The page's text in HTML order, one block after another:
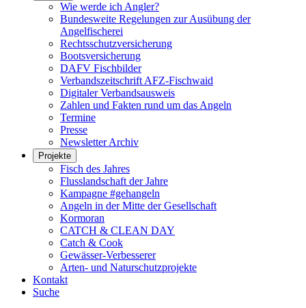
Wie werde ich Angler?
Bundesweite Regelungen zur Ausübung der
Angelfischerei
Rechtsschutzversicherung
Bootsversicherung
DAFV Fischbilder
Verbandszeitschrift AFZ-Fischwaid
Digitaler Verbandsausweis
Zahlen und Fakten rund um das Angeln
Termine
Presse
Newsletter Archiv
Projekte
Fisch des Jahres
Flusslandschaft der Jahre
Kampagne #gehangeln
Angeln in der Mitte der Gesellschaft
Kormoran
CATCH & CLEAN DAY
Catch & Cook
Gewässer-Verbesserer
Arten- und Naturschutzprojekte
Kontakt
Suche